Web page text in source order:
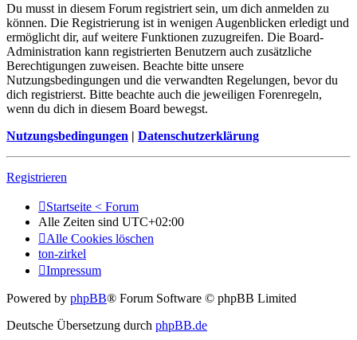
Du musst in diesem Forum registriert sein, um dich anmelden zu
können. Die Registrierung ist in wenigen Augenblicken erledigt und
ermöglicht dir, auf weitere Funktionen zuzugreifen. Die Board-
Administration kann registrierten Benutzern auch zusätzliche
Berechtigungen zuweisen. Beachte bitte unsere
Nutzungsbedingungen und die verwandten Regelungen, bevor du
dich registrierst. Bitte beachte auch die jeweiligen Forenregeln,
wenn du dich in diesem Board bewegst.
Nutzungsbedingungen | Datenschutzerklärung
Registrieren
Startseite < Forum
Alle Zeiten sind UTC+02:00
Alle Cookies löschen
ton-zirkel
Impressum
Powered by phpBB® Forum Software © phpBB Limited
Deutsche Übersetzung durch phpBB.de